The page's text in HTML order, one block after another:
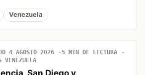
Venezuela
4 AGOSTO 2026
5 MIN DE LECTURA
VENEZUELA
San Diego y